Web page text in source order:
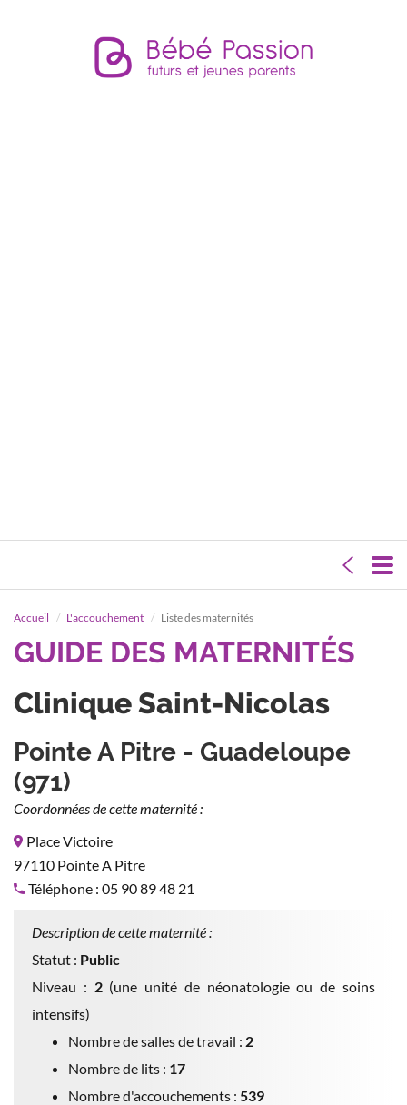
Accueil L'accouchement Liste des maternités
GUIDE DES MATERNITÉS
Clinique Saint-Nicolas
Pointe A Pitre - Guadeloupe
(971)
Coordonnées de cette maternité :
Place Victoire
97110 Pointe A Pitre
Téléphone : 05 90 89 48 21
Description de cette maternité :
Statut : Public
Niveau : 2(une unité de néonatologie ou de soins
intensifs)
Nombre de salles de travail : 2
Nombre de lits : 17
Nombre d'accouchements : 539